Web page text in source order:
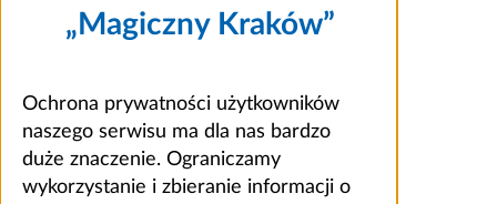
„Magiczny Kraków”
Ochrona prywatności użytkowników
naszego serwisu ma dla nas bardzo
duże znaczenie. Ograniczamy
wykorzystanie i zbieranie informacji o